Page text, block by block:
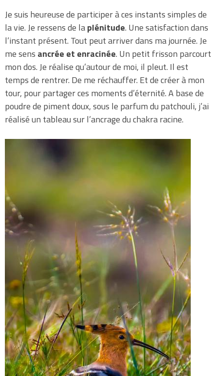
Je suis heureuse de participer à ces instants simples de
la vie. Je ressens de laplénitude. Une satisfaction dans
l’instant présent. Tout peut arriver dans ma journée. Je
me sens ancrée et enracinée. Un petit frisson parcourt
mon dos. Je réalise qu’autour de moi, il pleut. Il est
temps de rentrer. De me réchauffer. Et de créer à mon
tour, pour partager ces moments d’éternité. A base de
poudre de piment doux, sous le parfum du patchouli, j’ai
réalisé un tableau sur l’ancrage du chakra racine.